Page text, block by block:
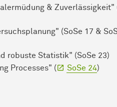
& Zuverlässigkeit"
(SoSe 17 &
robuste Statistik" (SoSe 23)
Processes" (
SoSe 24)